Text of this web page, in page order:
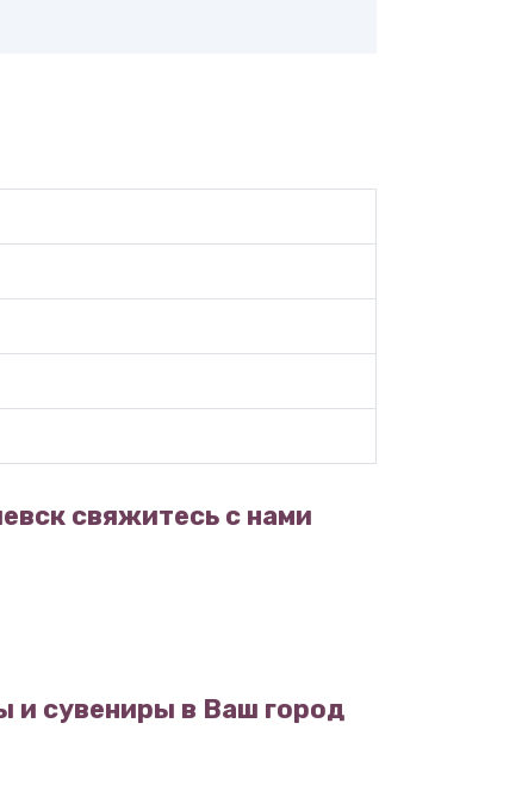
свяжитесь с нами
и сувениры в Ваш город